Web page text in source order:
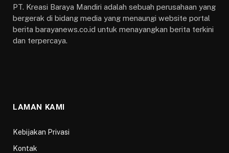
PT. Kreasi Baraya Mandiri adalah sebuah perusahaan yang
bergerak di bidang media yang menaungi website portal
berita barayanews.co.id untuk menayangkan berita terkini
dan terpercaya.
LAMAN KAMI
Kebijakan Privasi
Kontak